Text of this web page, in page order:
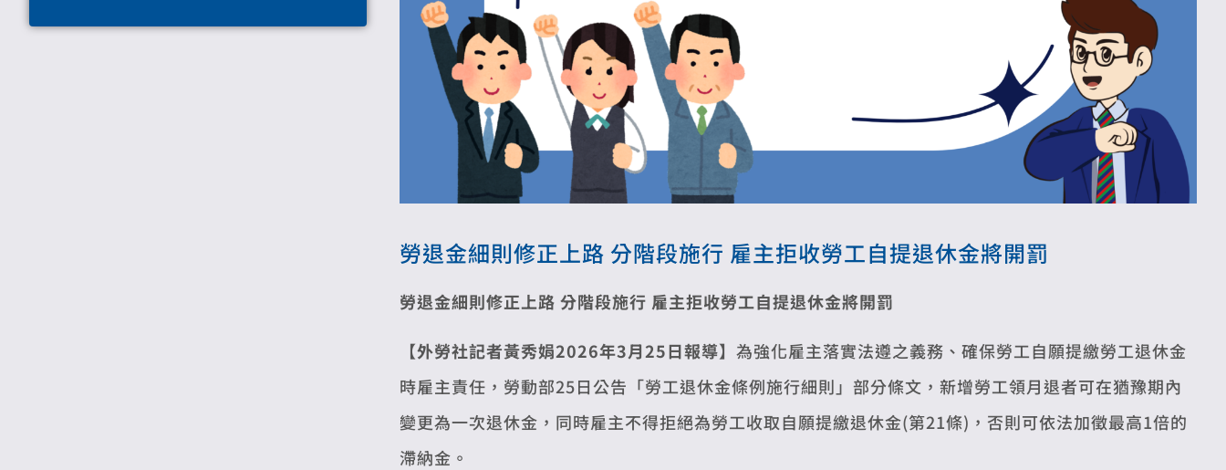
勞退金細則修正上路 分階段施行 雇主拒收勞工自提退休金將開罰
勞退金細則修正上路 分階段施行 雇主拒收勞工自提退休金將開罰
【外勞社記者黃秀娟2026年3月25日報導】 為強化雇主落實法遵之義務、確保勞工自願提繳勞工退休金
時雇主責任，勞動部25日公告「勞工退休金條例施行細則」部分條文，新增勞工領月退者可在猶豫期內
變更為一次退休金，同時雇主不得拒絕為勞工收取自願提繳退休金(第21條)，否則可依法加徵最高1倍的
滯納金。